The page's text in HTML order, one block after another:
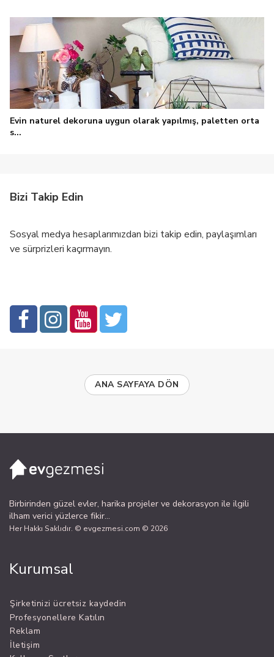
Evin naturel dekoruna uygun olarak yapılmış, paletten orta
s...
Bizi Takip Edin
Sosyal medya hesaplarımızdan bizi takip edin, paylaşımları
ve sürprizleri kaçırmayın.
ANA SAYFAYA DÖN
Birbirinden güzel evler, harika projeler ve dekorasyon ile ilgili
ilham verici yüzlerce fikir...
Her Hakkı Saklıdır. © evgezmesi.com © 2026
Kurumsal
Şirketinizi ücretsiz kaydedin
Profesyonellere Katılın
Reklam
İletişim